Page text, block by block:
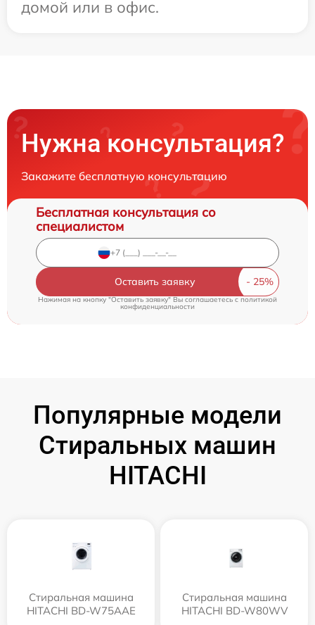
домой или в офис.
Нужна консультация?
Закажите бесплатную консультацию
Бесплатная консультация со
специалистом
Оставить заявку
Нажимая на кнопку "Оставить заявку" Вы соглашаетесь cполитикой
конфиденциальности
Популярные модели
Стиральных машин
HITACHI
Стиральная машина
HITACHI BD-W75AAE
Стиральная машина
HITACHI BD-W80WV